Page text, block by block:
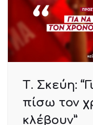
Τ. Σκεύη:
πίσω τον
κλέβουν”